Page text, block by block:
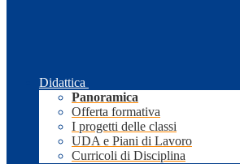
Didattica
Panoramica
Offerta formativa
I progetti delle classi
UDA e Piani di Lavoro
Curricoli di Disciplina